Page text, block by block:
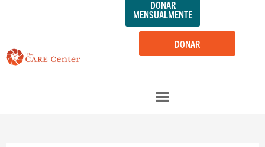
DONAR
DONAR
MENSUALMENTE